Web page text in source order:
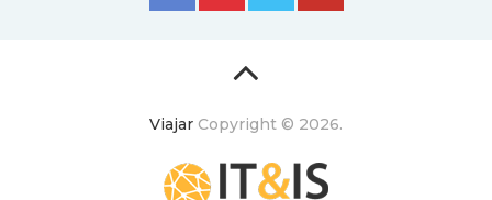
Viajar Copyright © 2026.